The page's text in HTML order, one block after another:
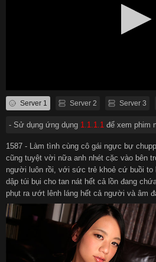
Server 1 Server 2 Server 3
- Sử dụng ứng dụng 1.1.1.1 để xem phim
1587 - Làm tình cùng cô gái ngực bự
cũng tuyệt vời nữa anh nhét cặc vào bên
người luôn rồi, với sức trẻ khoẻ cứ buồi to
dập túi bụi cho tan nát hết cả lồn đang
phụt ra ướt lênh láng hết cả người và âm